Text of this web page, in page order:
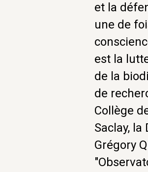
et la
une de
est la
de la
de
Collège
Saclay,
Grégory